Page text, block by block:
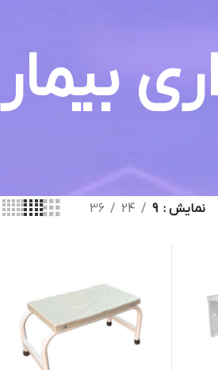
بیمار
نمایش 9
24
36